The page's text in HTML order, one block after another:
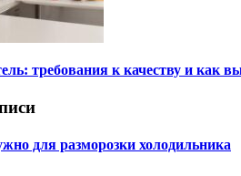
требования к качеству и как
для разморозки холодильника